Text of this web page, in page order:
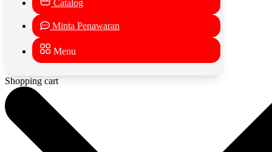
Catalog
Minta Penawaran
Menu
Shopping cart